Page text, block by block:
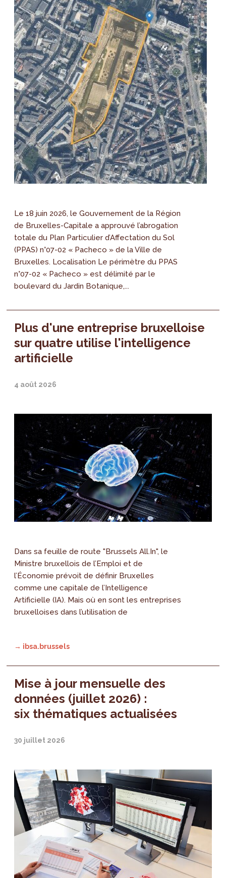
Le 18 juin 2026, le Gouvernement de la Région
de Bruxelles-Capitale a approuvé l’abrogation
totale du Plan Particulier d’Affectation du Sol
(PPAS) n°07-02 « Pacheco » de la Ville de
Bruxelles. Localisation Le périmètre du PPAS
n°07-02 « Pacheco » est délimité par le
boulevard du Jardin Botanique,...
Plus d'une entreprise bruxelloise
sur quatre utilise l'intelligence
artificielle
4 août 2026
Dans sa feuille de route "Brussels All.In", le
Ministre bruxellois de l’Emploi et de
l’Économie prévoit de définir Bruxelles
comme une capitale de l’Intelligence
Artificielle (IA). Mais où en sont les entreprises
bruxelloises dans l’utilisation de
→ ibsa.brussels
Mise à jour mensuelle des
données (juillet 2026) :
six thématiques actualisées
30 juillet 2026